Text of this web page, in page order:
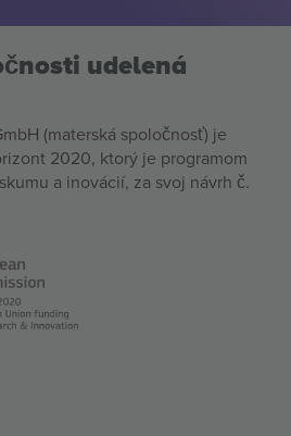
udelená
(materská spoločnosť) je
2020, ktorý je programom
a inovácií, za svoj návrh č.